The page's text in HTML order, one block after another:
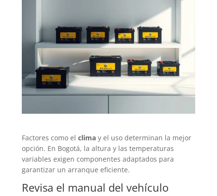
Factores como el climay el uso determinan la mejor
opción. En Bogotá, la altura y las temperaturas
variables exigen componentes adaptados para
garantizar un arranque eficiente.
Revisa el manual del vehículo